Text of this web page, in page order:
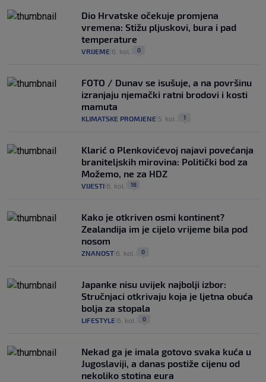
Dio Hrvatske očekuje promjena
vremena: Stižu pljuskovi, bura i pad
temperature
VRIJEME 6. kol. 0
FOTO / Dunav se isušuje, a na površinu
izranjaju njemački ratni brodovi i kosti
mamuta
KLIMATSKE PROMJENE 5. kol. 1
Klarić o Plenkovićevoj najavi povećanja
braniteljskih mirovina: Politički bod za
Možemo, ne za HDZ
VIJESTI 6. kol. 18
Kako je otkriven osmi kontinent?
Zealandija im je cijelo vrijeme bila pod
nosom
ZNANOST 6. kol. 0
Japanke nisu uvijek najbolji izbor:
Stručnjaci otkrivaju koja je ljetna obuća
bolja za stopala
LIFESTYLE 6. kol. 0
Nekad ga je imala gotovo svaka kuća u
Jugoslaviji, a danas postiže cijenu od
nekoliko stotina eura